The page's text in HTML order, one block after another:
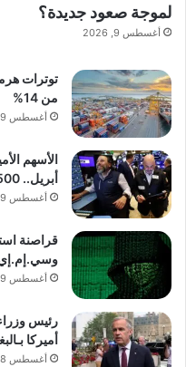
لموجة صعود جديدة؟
أغسطس 9, 2026
توترات
من 14%
أغسطس 9, 2026
الأسهم
أبريل.. S&P 500 عند مستوى قياسي
أغسطس 9, 2026
قراصنة
أغسطس 9, 2026
رئيس
أميركا
أغسطس 8, 2026